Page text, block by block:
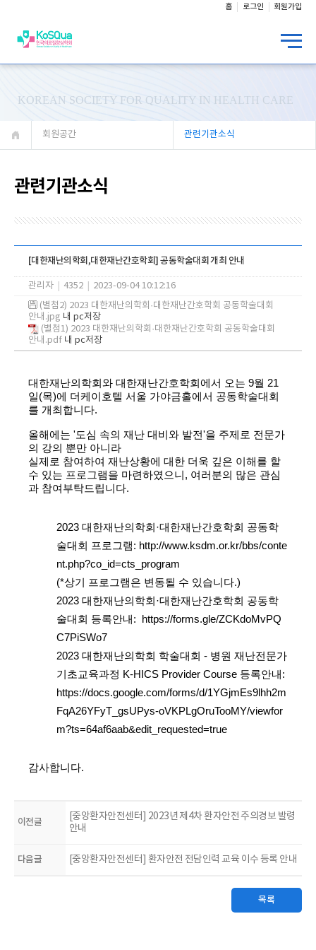
홈 로그인 회원가입
KOREAN SOCIETY FOR QUALITY IN HEALTH CARE
회원공간 관련기관소식
관련기관소식
[대한재난의학회,대한재난간호학회] 공동학술대회 개최 안내
관리자 4352
2023-09-04 10:12:16
(별첨2) 2023 대한재난의학회·대한재난간호학회 공동학술대회
안내.jpg 내 pc저장
(별첨1) 2023 대한재난의학회·대한재난간호학회 공동학술대회
안내.pdf 내 pc저장
대한재난의학회와 대한재난간호학회에서 오는 9월 21
일(목)에 더케이호텔 서울 가야금홀에서 공동학술대회
를 개최합니다.
올해에는 '도심 속의 재난 대비와 발전'을 주제로 전문가
의 강의 뿐만 아니라
실제로 참여하여 재난상황에 대한 더욱 깊은 이해를 할
수 있는 프로그램을 마련하였으니, 여러분의 많은 관심
과 참여부탁드립니다.
2023 대한재난의학회·대한재난간호학회 공동학
술대회 프로그램: http://www.ksdm.or.kr/bbs/conte
nt.php?co_id=cts_program
(*상기 프로그램은 변동될 수 있습니다.)
2023 대한재난의학회·대한재난간호학회 공동학
술대회 등록안내:
https://forms.gle/ZCKdoMvPQ
C7PiSWo7
2023 대한재난의학회 학술대회 - 병원 재난전문가
기초교육과정 K-HICS Provider Course 등록안내:
https://docs.google.com/forms/d/1YGjmEs9lhh2m
FqA26YFyT_gsUPys-oVKPLgOruTooMY/viewfor
m?ts=64af6aab&edit_requested=true
감사합니다.
이전글
[중앙환자안전센터] 2023년 제4차 환자안전 주의경보 발령
안내
다음글 [중앙환자안전센터] 환자안전 전담인력 교육 이수 등록 안내
목록